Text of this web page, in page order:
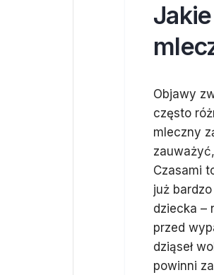
Objawy
często
mleczny
Czasami
już
dziecka –
przed
dziąseł
powinni